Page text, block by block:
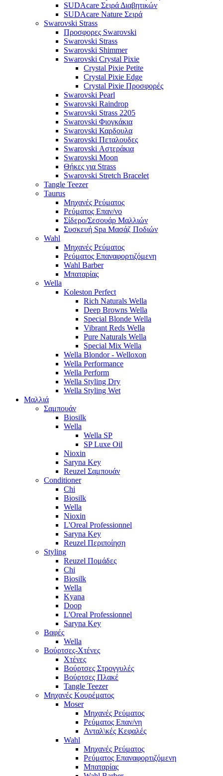
SUDAcare Σειρά Διαβητικών
SUDAcare Nature Σειρά
Swarovski Strass
Προσφορες Swarovski
Swarovski Strass
Swarovski Shimmer
Swarovski Crystal Pixie
Crystal Pixie Petite
Crystal Pixie Edge
Crystal Pixie Προσφορές
Swarovski Pearl
Swarovski Raindrop
Swarovski Strass 2205
Swarovski Φιογκάκια
Swarovski Καρδουλα
Swarovski Πεταλουδες
Swarovski Αστεράκια
Swarovski Moon
Θήκες για Strass
Swarovski Stretch Bracelet
Tangle Teezer
Taurus
Μηχανές Ρεύματος
Ρεύματος Επαν/νο
Σίδερο/Σεσουάρ Μαλλιών
Συσκευή Spa Μασάζ Ποδιών
Wahl
Μηχανές Ρεύματος
Ρεύματος Επαναφορτιζόμενη
Wahl Barber
Μπαταρίας
Wella
Koleston Perfect
Rich Naturals Wella
Deep Browns Wella
Special Blonde Wella
Vibrant Reds Wella
Pure Naturals Wella
Special Mix Wella
Wella Blondor - Welloxon
Wella Performance
Wella Perform
Wella Styling Dry
Wella Styling Wet
Μαλλιά
Σαμπουάν
Biosilk
Wella
Wella SP
SP Luxe Oil
Nioxin
Saryna Key
Reuzel Σαμπουάν
Conditioner
Chi
Biosilk
Wella
Nioxin
L'Oreal Professionnel
Saryna Key
Reuzel Περιποίηση
Styling
Reuzel Πομάδες
Chi
Biosilk
Wella
Kyana
Doop
L'Oreal Professionnel
Saryna Key
Βαφές
Wella
Βούρτσες-Χτένες
Χτένες
Βούρτσες Στρογγυλές
Βούρτσες Πλακέ
Tangle Teezer
Μηχανές Κουρέματος
Moser
Μηχανές Ρεύματος
Ρεύματος Επαν/νη
Ανταλ\κές Κεφαλές
Wahl
Μηχανές Ρεύματος
Ρεύματος Επαναφορτιζόμενη
Μπαταρίας